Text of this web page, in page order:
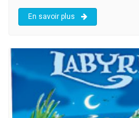
En savoir plus